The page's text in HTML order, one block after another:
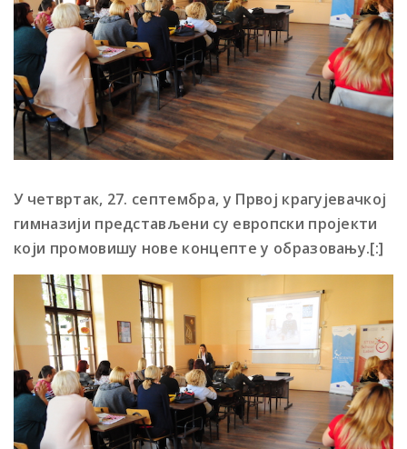
У четвртак, 27. септембра, у Првој крагујевачкој
гимназији представљени су европски пројекти
који промовишу нове концепте у образовању.[:]